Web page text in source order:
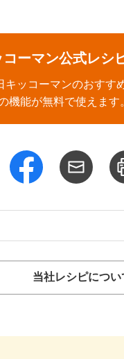
コーマン公式レシ
キッコーマンのおすす
機能が無料で使えます
当社レシピについ